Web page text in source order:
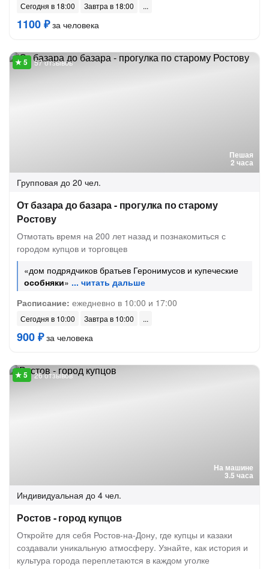
Сегодня в 18:00 Завтра в 18:00
1100 ₽за человека
Пешая
2 часа
57 отзывов
Групповая до 20 чел.
От базара до базара - прогулка по старому
Ростову
Отмотать время на 200 лет назад и познакомиться с
городом купцов и торговцев
«дом подрядчиков братьев Геронимусов и купеческие
особняки»
Расписание: ежедневно в 10:00 и 17:00
Сегодня в 10:00 Завтра в 10:00
900 ₽за человека
На машине
3.5 часа
26 отзывов
Индивидуальная до 4 чел.
Ростов - город купцов
Откройте для себя Ростов-на-Дону, где купцы и казаки
создавали уникальную атмосферу. Узнайте, как история и
культура города переплетаются в каждом уголке